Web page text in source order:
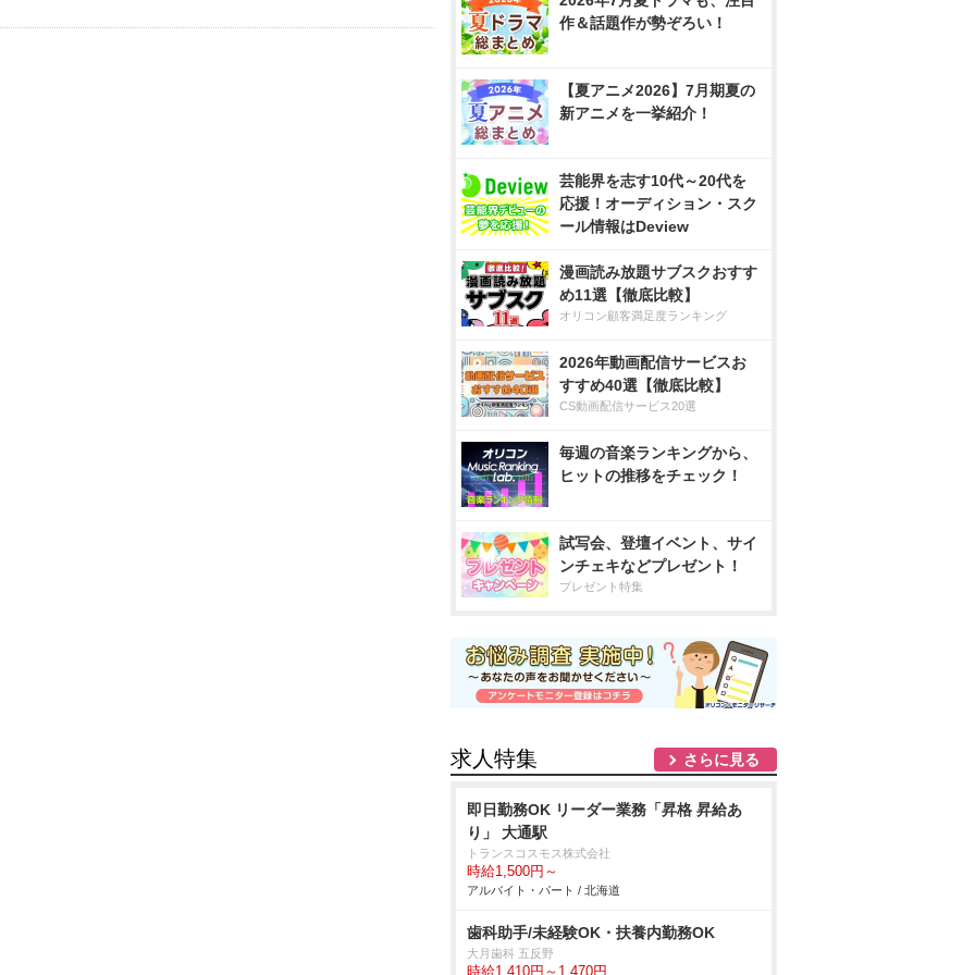
作＆話題作が勢ぞろい！
【夏アニメ2026】7月期夏の
新アニメを一挙紹介！
芸能界を志す10代～20代を
応援！オーディション・スク
ール情報はDeview
漫画読み放題サブスクおすす
め11選【徹底比較】
オリコン顧客満足度ランキング
2026年動画配信サービスお
すすめ40選【徹底比較】
CS動画配信サービス20選
毎週の音楽ランキングから、
ヒットの推移をチェック！
試写会、登壇イベント、サイ
ンチェキなどプレゼント！
プレゼント特集
求人特集 さらに見る
即日勤務OK リーダー業務「昇格 昇給あ
り」 大通駅
トランスコスモス株式会社
時給1,500円～
アルバイト・パート / 北海道
歯科助手/未経験OK・扶養内勤務OK
大月歯科 五反野
時給1,410円～1,470円